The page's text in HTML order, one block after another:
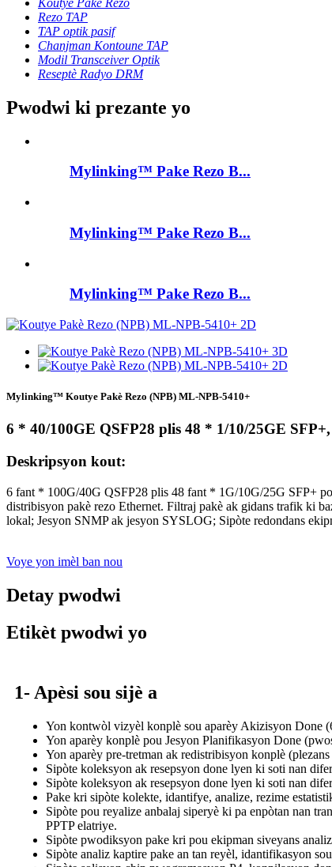
Koutye Pake Rezo
Rezo TAP
TAP optik pasif
Chanjman Kontoune TAP
Modil Transceiver Optik
Reseptè Radyo DRM
Pwodwi ki prezante yo
Mylinking™ Pake Rezo B...
Mylinking™ Pake Rezo B...
Mylinking™ Pake Rezo B...
Mylinking™ Koutye Pakè Rezo (NPB) ML-NPB-5410+
6 * 40/100GE QSFP28 plis 48 * 1/10/25GE
Deskripsyon kout:
6 fant * 100G/40G QSFP28 plis 48 fant * 1G/10G/25G SFP+
distribisyon pakè rezo Ethernet. Filtraj pakè ak gidans trafik ki
lokal; Jesyon SNMP ak jesyon SYSLOG; Sipòte redondans
Voye yon imèl ban nou
Detay pwodwi
Etikèt pwodwi yo
1- Apèsi sou sijè a
Yon kontwòl vizyèl konplè sou aparèy Akizisyon Done
Yon aparèy konplè pou Jesyon Planifikasyon Done
Yon aparèy pre-tretman ak redistribisyon konplè
Sipòte koleksyon ak resepsyon done lyen ki soti nan
Sipòte koleksyon ak resepsyon done lyen ki soti nan
Pake kri sipòte kolekte, idantifye, analize, rezime
Sipòte pou reyalize anbalaj siperyè ki pa enpòtan nan
PPTP elatriye.
Sipòte pwodiksyon pake kri pou ekipman siveyans
Sipòte analiz kaptire pake an tan reyèl, idantifikasyon